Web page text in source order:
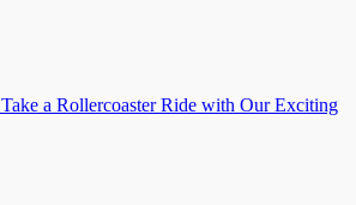
Take a Rollercoaster Ride with Our Exciting